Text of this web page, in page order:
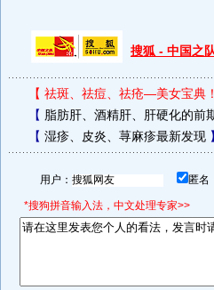
搜狐 - 中国之
【 祛斑、祛痘、祛疮—美女宝典！
【 脂肪肝、酒精肝、肝硬化的前
【 湿疹、皮炎、荨麻疹最新发现】
用户： 匿
*搜狗拼音输入法，中文处理专家>>